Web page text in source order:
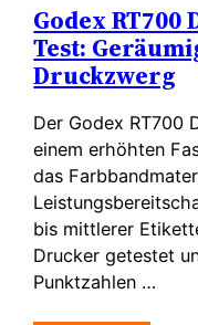
Godex
Test:
Druckzwerg
Der Godex RT700
einem erhöhten
das
bis mittlerer
Drucker getestet
Punktzahlen …